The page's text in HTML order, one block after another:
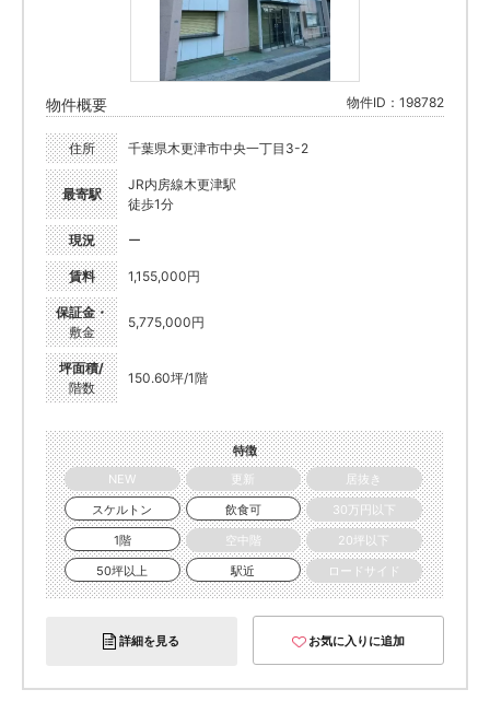
物件概要 物件ID：198782
住所 千葉県木更津市中央一丁目3-2
最寄駅
JR内房線木更津駅
徒歩1分
現況 ー
賃料 1,155,000円
保証金・
敷金
5,775,000円
坪面積/
階数
150.60坪/1階
特徴
NEW
更新
居抜き
スケルトン
飲食可
30万円以下
1階
空中階
20坪以下
50坪以上
駅近 ロードサイド
詳細を見る お気に入りに追加